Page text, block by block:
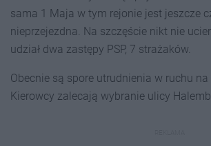
sama 1 Maja w tym rejonie jest jeszcze
nieprzejezdna. Na szczęście nikt nie
udział dwa zastępy PSP, 7 strażaków.
Obecnie są spore utrudnienia w ruchu na
Kierowcy zalecają wybranie ulicy